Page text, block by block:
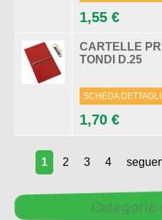
1,55 €
CARTELLE
TONDI D.25
SCHEDA DETTAGLI
1,70 €
1 2 3 4
Categorie